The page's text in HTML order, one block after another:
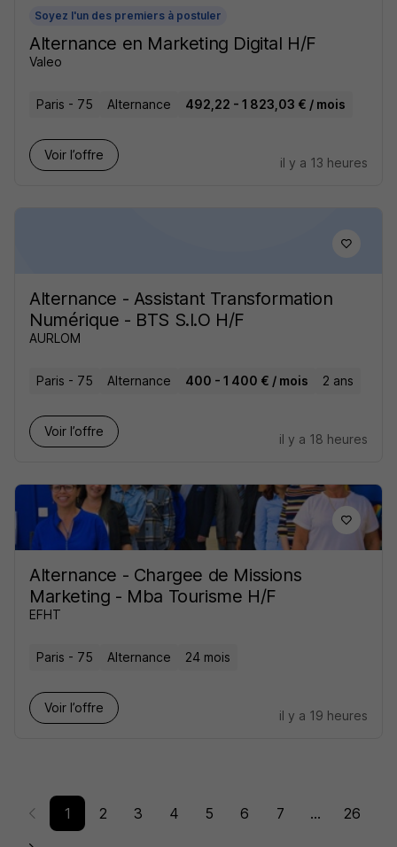
Soyez l'un des premiers à postuler
Alternance en Marketing Digital H/F
Valeo
Paris - 75 Alternance 492,22 - 1 823,03 € / mois
Voir l’offre
il y a 13 heures
Alternance - Assistant Transformation
Numérique - BTS S.I.O H/F
AURLOM
Paris - 75 Alternance 400 - 1 400 € / mois 2 ans
Voir l’offre
il y a 18 heures
Alternance - Chargee de Missions
Marketing - Mba Tourisme H/F
EFHT
Paris - 75 Alternance 24 mois
Voir l’offre
il y a 19 heures
1 2 3 4 5 6 7 ... 26